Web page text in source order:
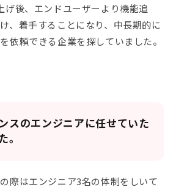
げ後、エンドユーザーより機能追
、着手することになり、中長期的に
依頼できる企業を探していました。
スのエンジニアに任せていた
。
際はエンジニア3名の体制をしいて